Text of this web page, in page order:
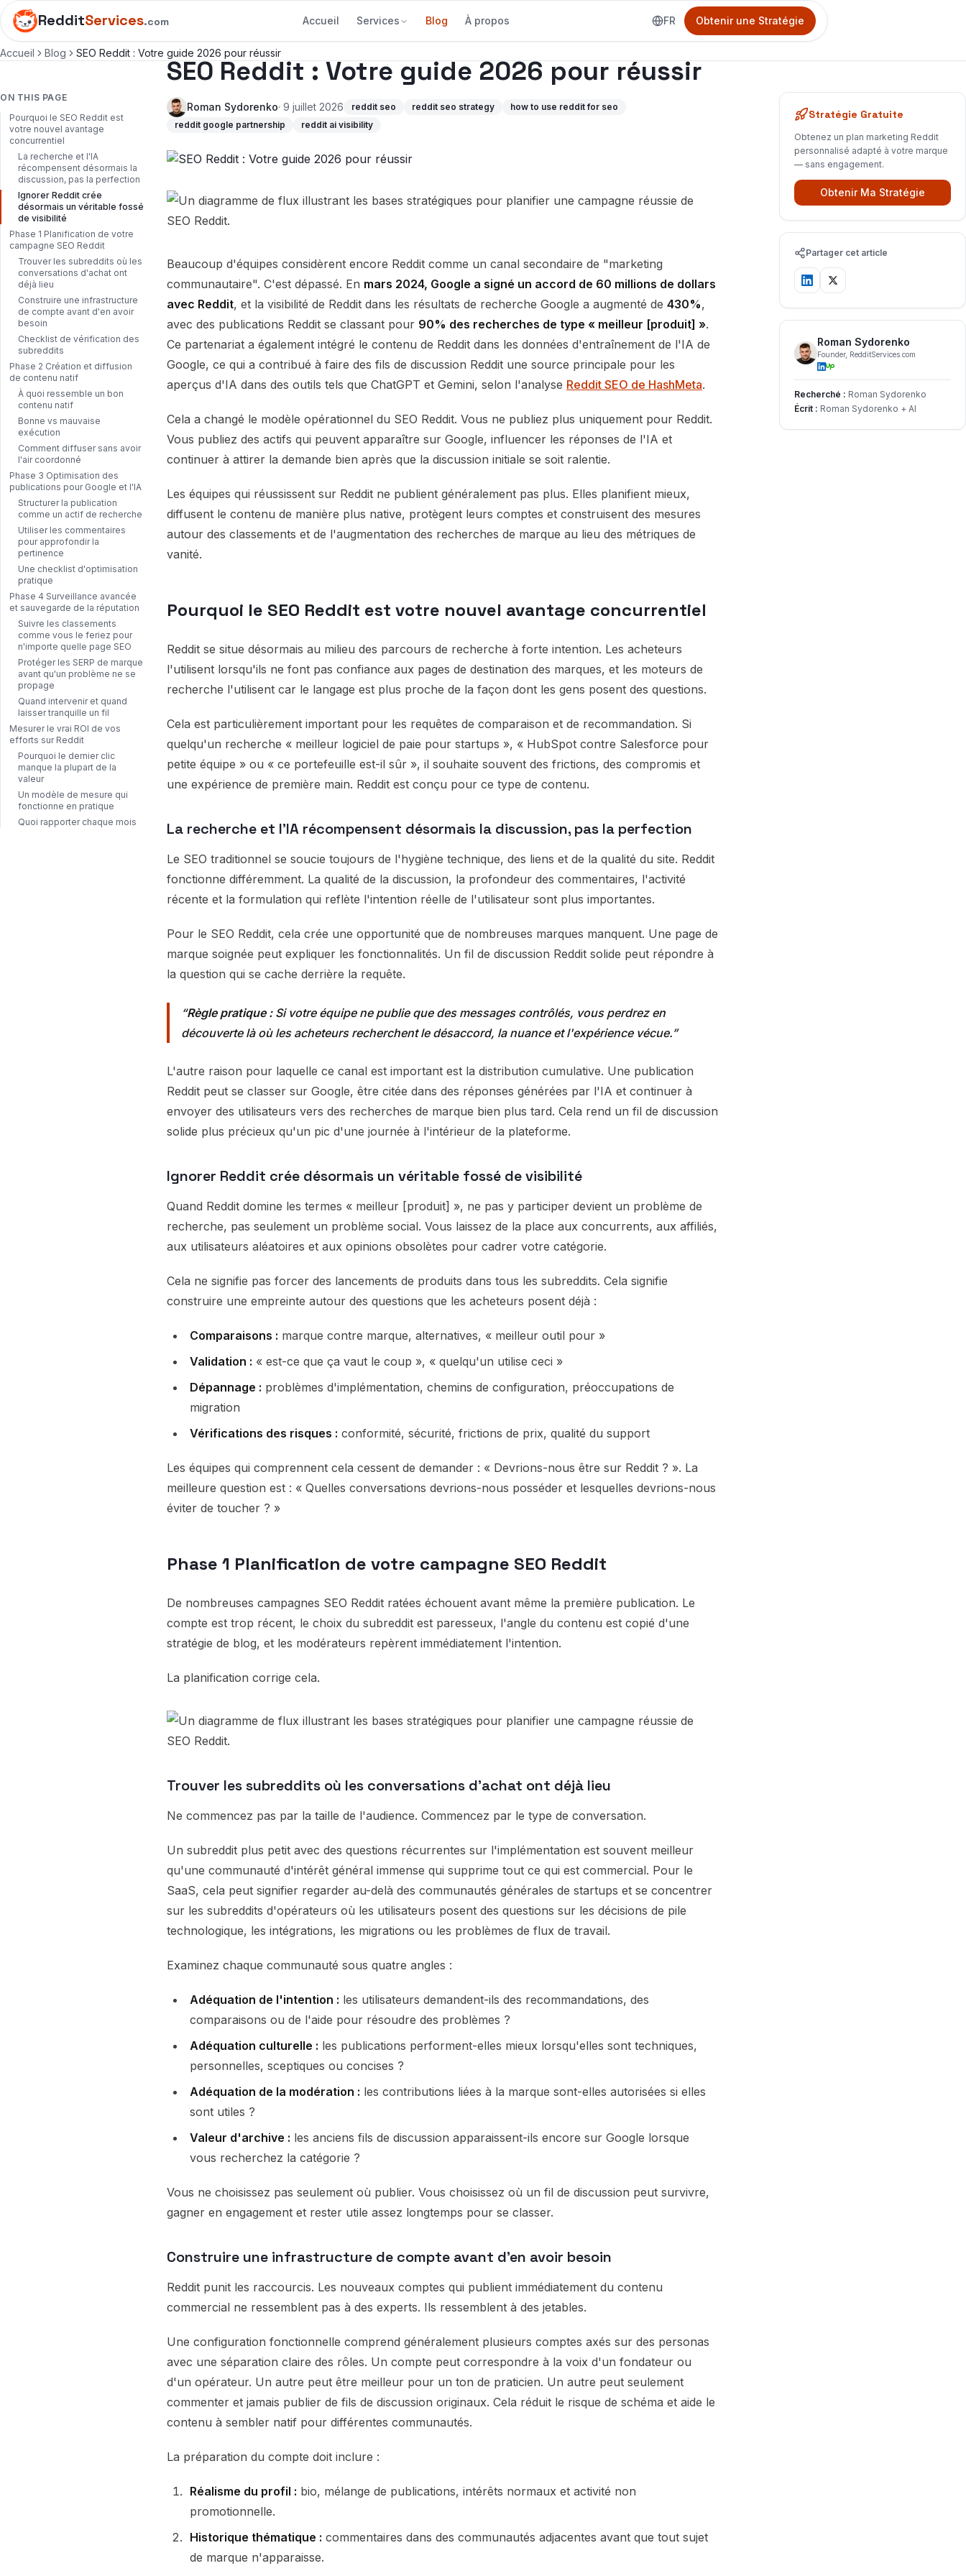
RedditServices.com Accueil Services Blog À propos FR Obtenir une Stratégie
Accueil Blog SEO Reddit : Votre guide 2026 pour réussir
ON THIS PAGE
Pourquoi le SEO Reddit est
votre nouvel avantage
concurrentiel
La recherche et l'IA
récompensent désormais la
discussion, pas la perfection
Ignorer Reddit crée
désormais un véritable fossé
de visibilité
Phase 1 Planification de votre
campagne SEO Reddit
Trouver les subreddits où les
conversations d'achat ont
déjà lieu
Construire une infrastructure
de compte avant d'en avoir
besoin
Checklist de vérification des
subreddits
Phase 2 Création et diffusion
de contenu natif
À quoi ressemble un bon
contenu natif
Bonne vs mauvaise
exécution
Comment diffuser sans avoir
l'air coordonné
Phase 3 Optimisation des
publications pour Google et l'IA
Structurer la publication
comme un actif de recherche
Utiliser les commentaires
pour approfondir la
pertinence
Une checklist d'optimisation
pratique
Phase 4 Surveillance avancée
et sauvegarde de la réputation
Suivre les classements
comme vous le feriez pour
n'importe quelle page SEO
Protéger les SERP de marque
avant qu'un problème ne se
propage
Quand intervenir et quand
laisser tranquille un fil
Mesurer le vrai ROI de vos
efforts sur Reddit
Pourquoi le dernier clic
manque la plupart de la
valeur
Un modèle de mesure qui
fonctionne en pratique
Quoi rapporter chaque mois
SEO Reddit : Votre guide 2026 pour réussir
Roman Sydorenko· 9 juillet 2026 reddit seo reddit seo strategy
how to use reddit for seo
reddit google partnership
reddit ai visibility
Beaucoup d'équipes considèrent encore Reddit comme un canal secondaire de "marketing
communautaire". C'est dépassé. En mars 2024, Google a signé un accord de 60 millions de dollars
avec Reddit, et la visibilité de Reddit dans les résultats de recherche Google a augmenté de 430%,
avec des publications Reddit se classant pour 90% des recherches de type « meilleur [produit] ».
Ce partenariat a également intégré le contenu de Reddit dans les données d'entraînement de l'IA de
Google, ce qui a contribué à faire des fils de discussion Reddit une source principale pour les
aperçus d'IA dans des outils tels que ChatGPT et Gemini, selon l'analyse Reddit SEO de HashMeta.
Cela a changé le modèle opérationnel du SEO Reddit. Vous ne publiez plus uniquement pour Reddit.
Vous publiez des actifs qui peuvent apparaître sur Google, influencer les réponses de l'IA et
continuer à attirer la demande bien après que la discussion initiale se soit ralentie.
Les équipes qui réussissent sur Reddit ne publient généralement pas plus. Elles planifient mieux,
diffusent le contenu de manière plus native, protègent leurs comptes et construisent des mesures
autour des classements et de l'augmentation des recherches de marque au lieu des métriques de
vanité.
Pourquoi le SEO Reddit est votre nouvel avantage concurrentiel
Reddit se situe désormais au milieu des parcours de recherche à forte intention. Les acheteurs
l'utilisent lorsqu'ils ne font pas confiance aux pages de destination des marques, et les moteurs de
recherche l'utilisent car le langage est plus proche de la façon dont les gens posent des questions.
Cela est particulièrement important pour les requêtes de comparaison et de recommandation. Si
quelqu'un recherche « meilleur logiciel de paie pour startups », « HubSpot contre Salesforce pour
petite équipe » ou « ce portefeuille est-il sûr », il souhaite souvent des frictions, des compromis et
une expérience de première main. Reddit est conçu pour ce type de contenu.
La recherche et l'IA récompensent désormais la discussion, pas la perfection
Le SEO traditionnel se soucie toujours de l'hygiène technique, des liens et de la qualité du site. Reddit
fonctionne différemment. La qualité de la discussion, la profondeur des commentaires, l'activité
récente et la formulation qui reflète l'intention réelle de l'utilisateur sont plus importantes.
Pour le SEO Reddit, cela crée une opportunité que de nombreuses marques manquent. Une page de
marque soignée peut expliquer les fonctionnalités. Un fil de discussion Reddit solide peut répondre à
la question qui se cache derrière la requête.
Règle pratique :Si votre équipe ne publie que des messages contrôlés, vous perdrez en
découverte là où les acheteurs recherchent le désaccord, la nuance et l'expérience vécue.
L'autre raison pour laquelle ce canal est important est la distribution cumulative. Une publication
Reddit peut se classer sur Google, être citée dans des réponses générées par l'IA et continuer à
envoyer des utilisateurs vers des recherches de marque bien plus tard. Cela rend un fil de discussion
solide plus précieux qu'un pic d'une journée à l'intérieur de la plateforme.
Ignorer Reddit crée désormais un véritable fossé de visibilité
Quand Reddit domine les termes « meilleur [produit] », ne pas y participer devient un problème de
recherche, pas seulement un problème social. Vous laissez de la place aux concurrents, aux affiliés,
aux utilisateurs aléatoires et aux opinions obsolètes pour cadrer votre catégorie.
Cela ne signifie pas forcer des lancements de produits dans tous les subreddits. Cela signifie
construire une empreinte autour des questions que les acheteurs posent déjà :
Comparaisons : marque contre marque, alternatives, « meilleur outil pour »
Validation : « est-ce que ça vaut le coup », « quelqu'un utilise ceci »
Dépannage : problèmes d'implémentation, chemins de configuration, préoccupations de
migration
Vérifications des risques : conformité, sécurité, frictions de prix, qualité du support
Les équipes qui comprennent cela cessent de demander : « Devrions-nous être sur Reddit ? ». La
meilleure question est : « Quelles conversations devrions-nous posséder et lesquelles devrions-nous
éviter de toucher ? »
Phase 1 Planification de votre campagne SEO Reddit
De nombreuses campagnes SEO Reddit ratées échouent avant même la première publication. Le
compte est trop récent, le choix du subreddit est paresseux, l'angle du contenu est copié d'une
stratégie de blog, et les modérateurs repèrent immédiatement l'intention.
La planification corrige cela.
Trouver les subreddits où les conversations d'achat ont déjà lieu
Ne commencez pas par la taille de l'audience. Commencez par le type de conversation.
Un subreddit plus petit avec des questions récurrentes sur l'implémentation est souvent meilleur
qu'une communauté d'intérêt général immense qui supprime tout ce qui est commercial. Pour le
SaaS, cela peut signifier regarder au-delà des communautés générales de startups et se concentrer
sur les subreddits d'opérateurs où les utilisateurs posent des questions sur les décisions de pile
technologique, les intégrations, les migrations ou les problèmes de flux de travail.
Examinez chaque communauté sous quatre angles :
Adéquation de l'intention : les utilisateurs demandent-ils des recommandations, des
comparaisons ou de l'aide pour résoudre des problèmes ?
Adéquation culturelle : les publications performent-elles mieux lorsqu'elles sont techniques,
personnelles, sceptiques ou concises ?
Adéquation de la modération : les contributions liées à la marque sont-elles autorisées si elles
sont utiles ?
Valeur d'archive : les anciens fils de discussion apparaissent-ils encore sur Google lorsque
vous recherchez la catégorie ?
Vous ne choisissez pas seulement où publier. Vous choisissez où un fil de discussion peut survivre,
gagner en engagement et rester utile assez longtemps pour se classer.
Construire une infrastructure de compte avant d'en avoir besoin
Reddit punit les raccourcis. Les nouveaux comptes qui publient immédiatement du contenu
commercial ne ressemblent pas à des experts. Ils ressemblent à des jetables.
Une configuration fonctionnelle comprend généralement plusieurs comptes axés sur des personas
avec une séparation claire des rôles. Un compte peut correspondre à la voix d'un fondateur ou
d'un opérateur. Un autre peut être meilleur pour un ton de praticien. Un autre peut seulement
commenter et jamais publier de fils de discussion originaux. Cela réduit le risque de schéma et aide le
contenu à sembler natif pour différentes communautés.
La préparation du compte doit inclure :
Réalisme du profil : bio, mélange de publications, intérêts normaux et activité non
promotionnelle.
Historique thématique : commentaires dans des communautés adjacentes avant que tout sujet
de marque n'apparaisse.
Stratégie Gratuite
Obtenez un plan marketing Reddit
personnalisé adapté à votre marque
— sans engagement.
Obtenir Ma Stratégie
Partager cet article
Roman Sydorenko
Founder, RedditServices.com
Recherché : Roman Sydorenko
Écrit : Roman Sydorenko + AI